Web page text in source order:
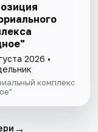
2026 •
комплекс
→